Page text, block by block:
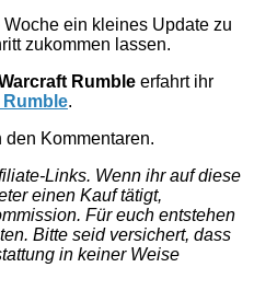
ein kleines Update zu
zukommen lassen.
Rumble erfahrt ihr
Rumble.
Kommentaren.
Links. Wenn ihr auf diese
einen Kauf tätigt,
Für euch entstehen
Bitte seid versichert, dass
in keiner Weise